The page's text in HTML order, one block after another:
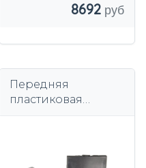
8692
Передняя
пластиковая